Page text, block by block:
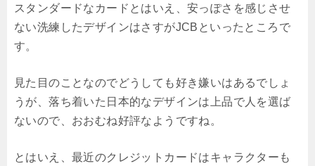
スタンダードなカードとはいえ、安っぽさを感じさせ
ない洗練したデザインはさすがJCBといったところで
す。
見た目のことなのでどうしても好き嫌いはあるでしょ
うが、落ち着いた日本的なデザインは上品で人を選ば
ないので、おおむね好評なようですね。
とはいえ、最近のクレジットカードはキャラクターも